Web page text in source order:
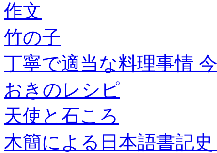
作文
竹の子
丁寧で適当な料理事情
おきのレシピ
天使と石ころ
木簡による日本語書記史